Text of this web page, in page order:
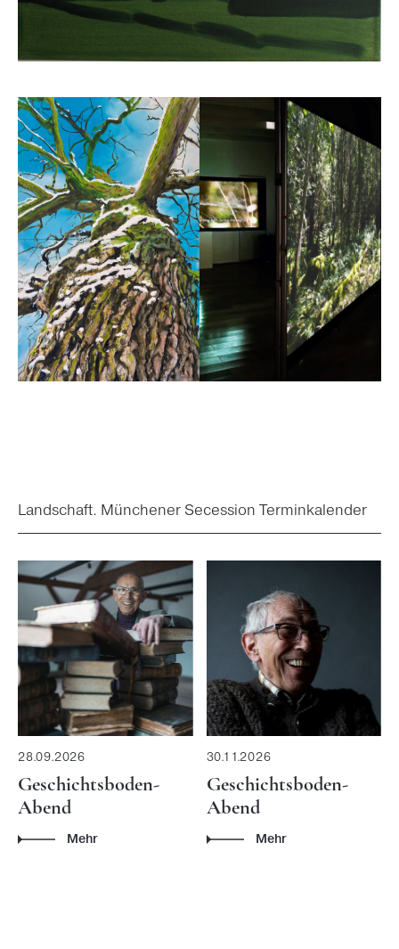
Landschaft. Münchener Secession Terminkalender
28.09.2026
Geschichtsboden-
Abend
Mehr
30.11.2026
Geschichtsboden-
Abend
Mehr